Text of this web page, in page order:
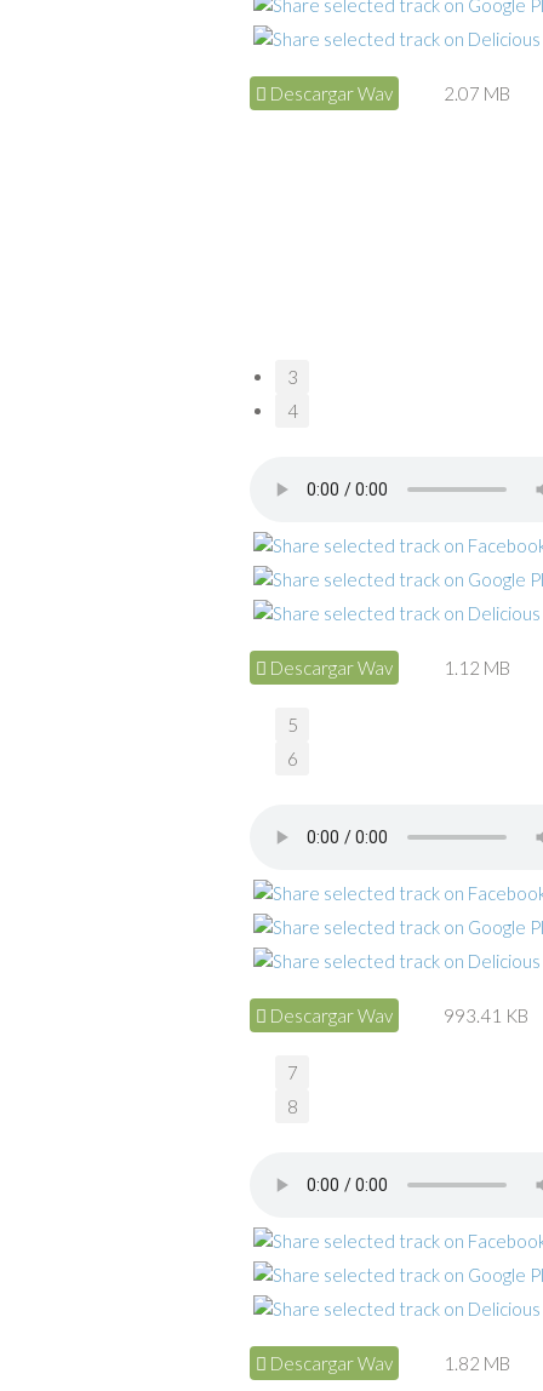
Descargar Wav 2.07 MB
Descargar Wav 1.12 MB
Descargar Wav 993.41 KB
Descargar Wav 1.82 MB
3
4
5
6
7
8